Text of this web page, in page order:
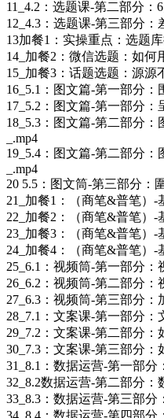
11_4.2：选题课-第二部分：
12_4.3：选题课-第三部分：
13加餐1：实操重点：选题
14_加餐2：微信选题：如何
15_加餐3：话题选题：源源
16_5.1：图文篇-第一部分：
17_5.2：图文篇-第一部分：
18_5.3：图文篇-第二部分
_.mp4
19_5.4：图文篇-第二部分
_.mp4
20 5.5：图文筒-第三部分：
21_加餐1：（商笔&普笔）-
22_加餐2：（商笔&普笔）-
23_加餐3：（商笔&普笔）-
24_加餐4：（商笔&普笔）-
25_6.1：视频筒-第一部分：
26_6.2：视频筒-第二部分：
27_6.3：视频筒-第三部分：
28_7.1：文案课-第一部分：
29_7.2：文案课-第二部分：
30_7.3：文案课-第三部分
31_8.1：数据运营-第一部分
32_8.2数据运营-第二部分：
33_8.3：数据运营-第三部分
34_8.4：数据运营-第四部分